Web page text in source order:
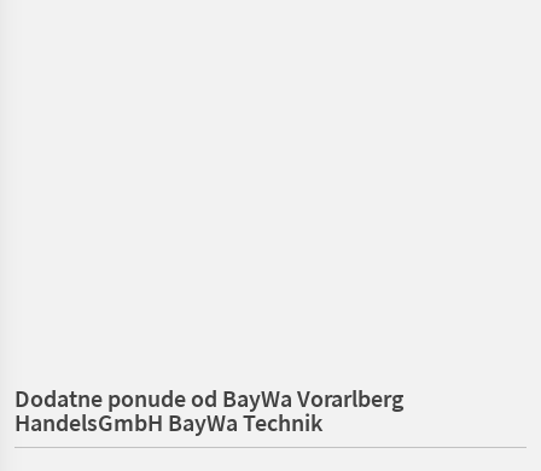
Dodatne ponude od BayWa Vorarlberg
HandelsGmbH BayWa Technik